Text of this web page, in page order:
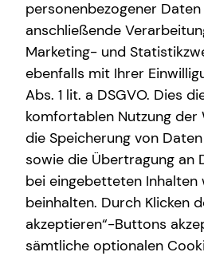
Podcast
teamzukunft
Private Krankenvorsorge
Immobilienfinanzierung
Betriebliche Altersvorsorge
Investment
Altersvorsorge
Gewerbliche Versicherungen
Arbeitskraftabsicherung
Kindervorsorge
Titel
Vorname
Nachname
Adresse
personenbezogener Daten
anschließende
Marketing- und
ebenfalls mit Ihrer
Abs. 1 lit. a DSGVO. Dies
komfortablen Nutzung der
die Speicherung von
sowie die Übertragung an
bei eingebetteten Inhalten
beinhalten. Durch Klicken
akzeptieren“-Buttons
sämtliche optionalen